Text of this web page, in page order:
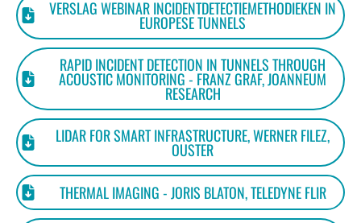
VERSLAG WEBINAR INCIDENTDETECTIEMETHODIEKEN IN
EUROPESE TUNNELS
RAPID INCIDENT DETECTION IN TUNNELS THROUGH
ACOUSTIC MONITORING - FRANZ GRAF, JOANNEUM
RESEARCH
LIDAR FOR SMART INFRASTRUCTURE, WERNER FILEZ,
OUSTER
THERMAL IMAGING - JORIS BLATON, TELEDYNE FLIR